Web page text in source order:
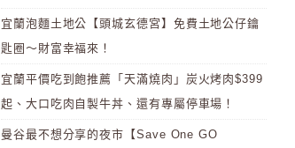
宜蘭泡麵土地公【頭城玄德宮】免費土地公仔鑰
匙圈～財富幸福來！
宜蘭平價吃到飽推薦「天滿燒肉」炭火烤肉$399
起、大口吃肉自製牛丼、還有專屬停車場！
曼谷最不想分享的夜市【Save One GO